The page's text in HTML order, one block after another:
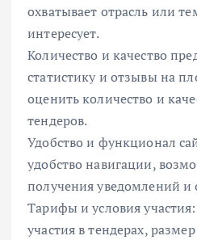
охватывает отрасль или
интересует.
Количество и качество
статистику и отзывы на
оценить количество и
тендеров.
Удобство и функционал
удобство навигации,
получения уведомлений
Тарифы и условия
участия в тендерах,